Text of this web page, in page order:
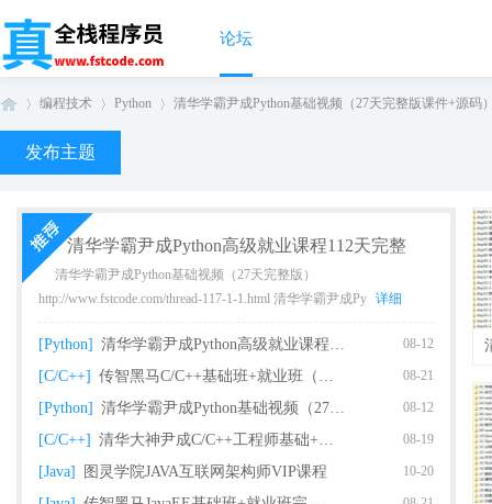
论坛
编程技术 Python 清华学霸尹成Python基础视频（27天完整版课件+源码
发布主题
清华学霸尹成Python高级就业课程112天完整
清华学霸尹成Python基础视频（27天完整版）
http://www.fstcode.com/thread-117-1-1.html 清华学霸尹成Py 详细
[Python] 清华学霸尹成Python高级就业课程112天完整 08-12
[C/C++] 传智黑马C/C++基础班+就业班（完整版） 08-21
[Python] 清华学霸尹成Python基础视频（27天完整版课 08-12
[C/C++] 清华大神尹成C/C++工程师基础+就业课程（93 08-19
[Java] 图灵学院JAVA互联网架构师VIP课程 10-20